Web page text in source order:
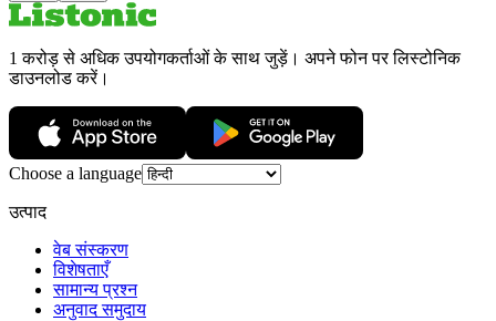
1 करोड़ से अधिक उपयोगकर्ताओं के साथ जुड़ें। अपने फोन पर लिस्टोनिक
डाउनलोड करें।
Choose a language
उत्पाद
वेब संस्करण
विशेषताएँ
सामान्य प्रश्न
अनुवाद समुदाय